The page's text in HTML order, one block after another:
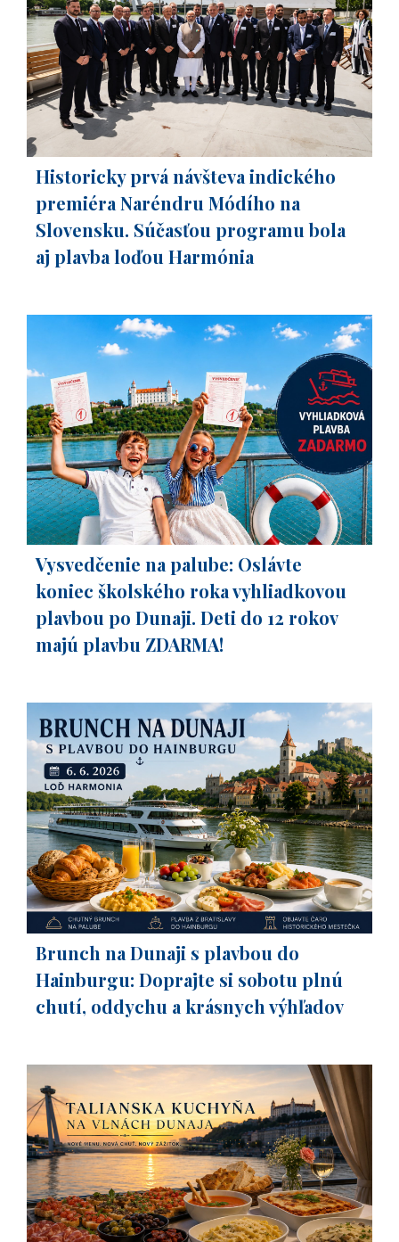
Historicky prvá návšteva indického
premiéra Naréndru Módího na
Slovensku. Súčasťou programu bola
aj plavba loďou Harmónia
Vysvedčenie na palube: Oslávte
koniec školského roka vyhliadkovou
plavbou po Dunaji. Deti do 12 rokov
majú plavbu ZDARMA!
Brunch na Dunaji s plavbou do
Hainburgu: Doprajte si sobotu plnú
chutí, oddychu a krásnych výhľadov